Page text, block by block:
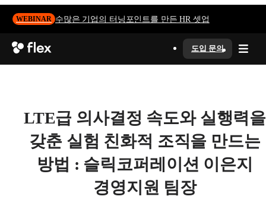
WEBINAR 수많은 기업의 터닝포인트를 만든 HR 셋업
도입 문의
LTE급 의사결정 속도와 실행력을
갖춘 실험 친화적 조직을 만드는
방법 : 슬릭코퍼레이션 이은지
경영지원 팀장